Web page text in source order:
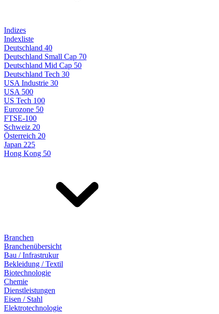
Indizes
Indexliste
Deutschland 40
Deutschland Small Cap 70
Deutschland Mid Cap 50
Deutschland Tech 30
USA Industrie 30
USA 500
US Tech 100
Eurozone 50
FTSE-100
Schweiz 20
Österreich 20
Japan 225
Hong Kong 50
Branchen
Branchenübersicht
Bau / Infrastrukur
Bekleidung / Textil
Biotechnologie
Chemie
Dienstleistungen
Eisen / Stahl
Elektrotechnologie